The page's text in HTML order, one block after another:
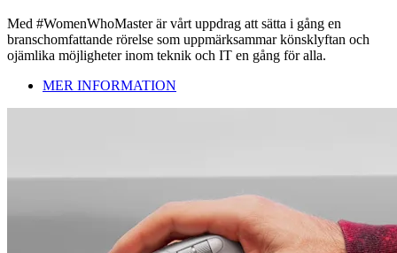
Med #WomenWhoMaster är vårt uppdrag att sätta i gång en
branschomfattande rörelse som uppmärksammar könsklyftan och
ojämlika möjligheter inom teknik och IT en gång för alla.
MER INFORMATION